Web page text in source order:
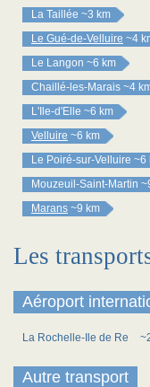
La Taillée ~3 km
Le Gué-de-Velluire ~4
Le Langon ~6 km
Chaillé-les-Marais ~4
L'Ile-d'Elle ~6 km
Velluire ~6 km
Le Poiré-sur-Velluire ~6
Mouzeuil-Saint-Martin
Marans ~9 km
Les
Aéroport
La Rochelle-Ile de Re
Autre transport